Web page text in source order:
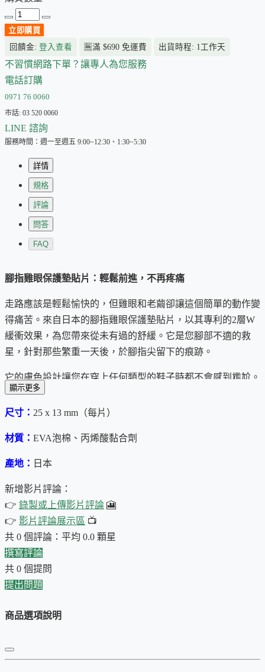
立即購買
回饋金: 登入查看 🈚滿 $690 免運費 出貨時程: 1工作天
不習慣網路下單？讓專人為您服務
電話訂購
0971 76 0060
市話: 03 520 0060
LINE 諮詢
服務時間：週一至週五 9:00~12:30、1:30~5:30
詳情
規格
評論
問答
FAQ
腳指雞眼保護墊貼片：輕鬆前進，不再疼痛
走路應該是輕鬆愉快的，但雞眼和老繭卻讓這個簡單的動作變
得痛苦。來自日本的腳指雞眼保護墊貼片，以其專利的2層W
緩衝效果，為您帶來從未有過的舒緩。它是您腳部不適的救
星，針對那些繁重一天後，於腳指尖留下的痕跡。
它的膚色設計讓您在穿上任何類型的鞋子時都不會感到尷尬。
而且，我們使用的低過敏性黏合劑適合所有膚質，即使是最敏
感的肌膚也能安心使用。
我們的產品在日本製造，並且經過抗菌處理，進一步保護您的
盈和自信。
首次上架日期：2023-11-10
顯示更多
尺寸： 25 x 13 mm（每片）
材質： EVA泡棉、丙烯酸黏合劑
產地： 日本
新增影片評論：
👉 錄製或上傳影片評論 🎦
👉 影片評論展示區 📺
共 0 個評論：平均 0.0 顆星
撰寫評論
共 0 個提問
提出問題
商品選項說明